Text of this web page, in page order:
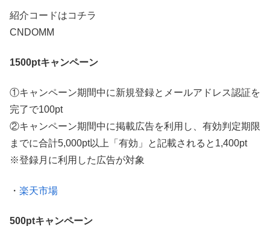
紹介コードはコチラ
CNDOMM
1500ptキャンペーン
①キャンペーン期間中に新規登録とメールアドレス認証を
完了で100pt
②キャンペーン期間中に掲載広告を利用し、有効判定期限
までに合計5,000pt以上「有効」と記載されると1,400pt
※登録月に利用した広告が対象
・ 楽天市場
500ptキャンペーン